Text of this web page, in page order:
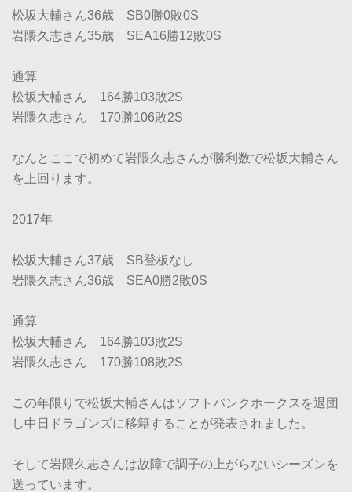
松坂大輔さん36歳 SB0勝0敗0S
岩隈久志さん35歳 SEA16勝12敗0S
通算
松坂大輔さん 164勝103敗2S
岩隈久志さん 170勝106敗2S
なんとここで初めて岩隈久志さんが勝利数で松坂大輔さん
を上回ります。
2017年
松坂大輔さん37歳 SB登板なし
岩隈久志さん36歳 SEA0勝2敗0S
通算
松坂大輔さん 164勝103敗2S
岩隈久志さん 170勝108敗2S
この年限りで松坂大輔さんはソフトバンクホークスを退団
し中日ドラゴンズに移籍することが発表されました。
そして岩隈久志さんは故障で調子の上がらないシーズンを
送っています。